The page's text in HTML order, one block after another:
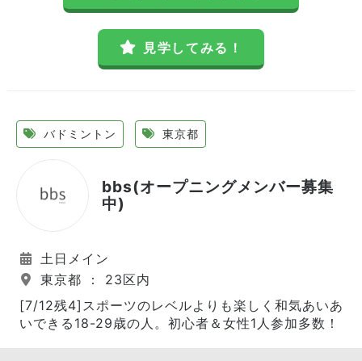
見学してみる！
バドミントン 東京都
bbs(オープニングメンバー募集
中)
土日メイン
東京都 ： 23区内
[7/12残4]スポーツのレベルよりも楽しく和気あいあ
いできる18-29歳の人。初心者＆女性1人参加多数！